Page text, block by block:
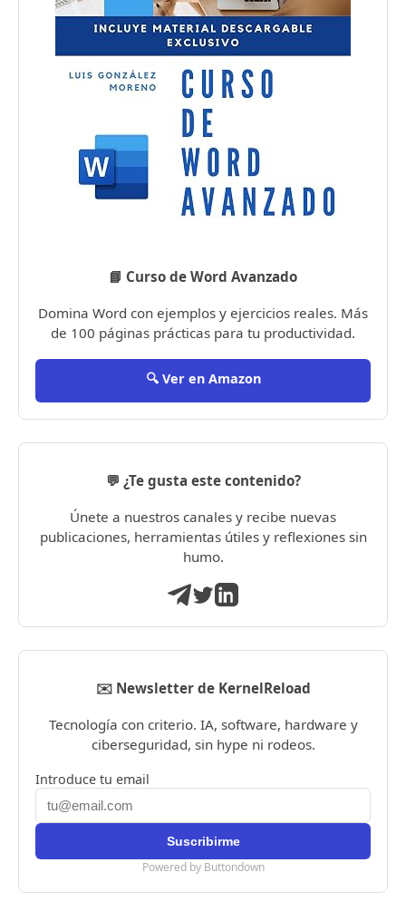
📘 Curso de Word Avanzado
Domina Word con ejemplos y ejercicios reales. Más
de 100 páginas prácticas para tu productividad.
🔍 Ver en Amazon
💬 ¿Te gusta este contenido?
Únete a nuestros canales y recibe nuevas
publicaciones, herramientas útiles y reflexiones sin
humo.
✉️ Newsletter de KernelReload
Tecnología con criterio. IA, software, hardware y
ciberseguridad, sin hype ni rodeos.
Introduce tu email
Powered by Buttondown